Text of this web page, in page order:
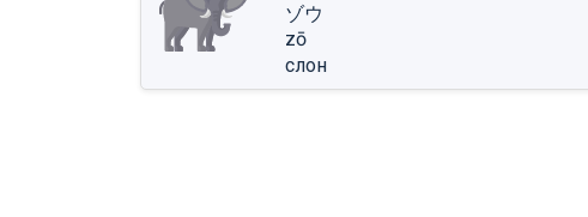
ゾウ
zō
слон